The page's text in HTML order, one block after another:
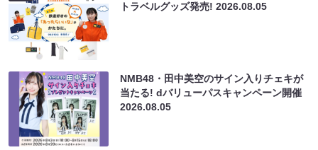
トラベルグッズ発売!2026.08.05
NMB48・田中美空のサイン入りチェキが
当たる! dバリューパスキャンペーン開催
2026.08.05